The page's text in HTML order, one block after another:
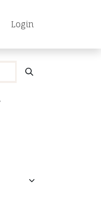
Login